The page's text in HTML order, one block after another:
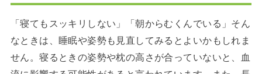
「寝てもスッキリしない」「朝からむくんでいる」そん
なときは、睡眠や姿勢も見直してみるとよいかもしれま
せん。寝るときの姿勢や枕の高さが合っていないと、血